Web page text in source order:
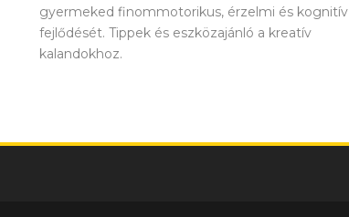
gyermeked finommotorikus, érzelmi és kognitív
fejlődését. Tippek és eszközajánló a kreatív
kalandokhoz.